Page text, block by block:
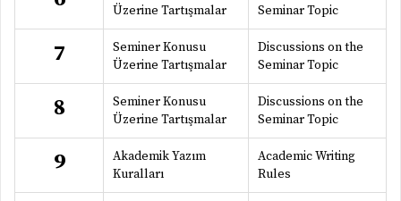
Üzerine Tartışmalar
Seminar Topic
7
Seminer Konusu
Üzerine Tartışmalar
Discussions on the
Seminar Topic
8
Seminer Konusu
Üzerine Tartışmalar
Discussions on the
Seminar Topic
9
Akademik Yazım
Kuralları
Academic Writing
Rules